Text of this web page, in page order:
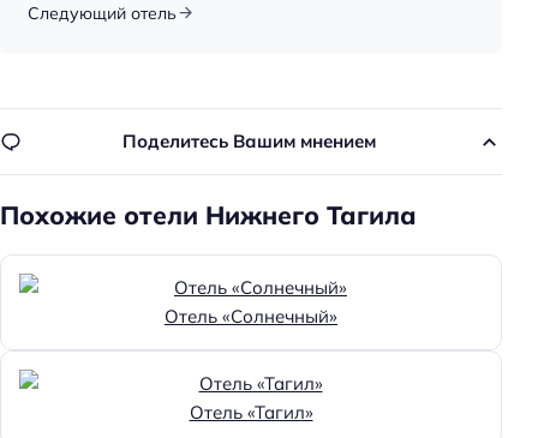
Следующий отель
Поделитесь Вашим мнением
Похожие отели Нижнего Тагила
Отель «Солнечный»
Отель «Тагил»